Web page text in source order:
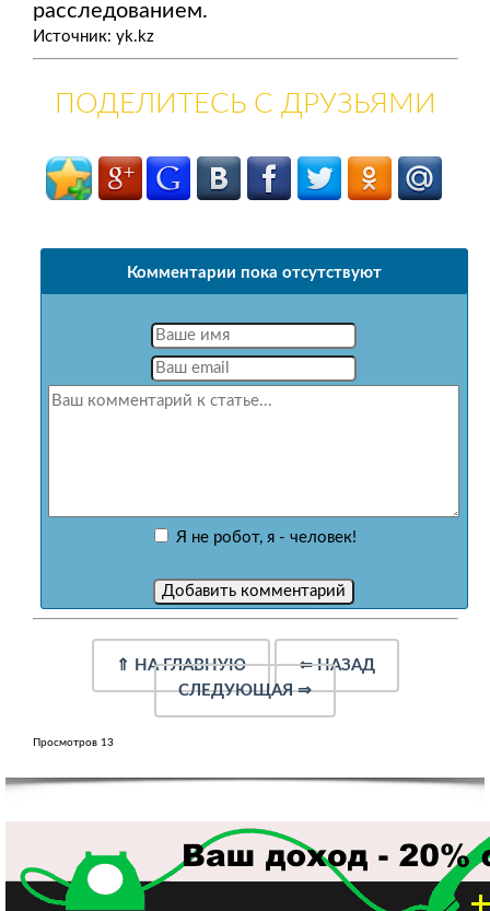
расследованием.
Источник: yk.kz
ПОДЕЛИТЕСЬ С ДРУЗЬЯМИ
Комментарии пока отсутствуют
Я не робот, я - человек!
⇑ НА ГЛАВНУЮ ⇐НАЗАД
СЛЕДУЮЩАЯ⇒
Просмотров 13